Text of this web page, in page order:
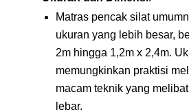
Matras pencak silat
ukuran yang lebih besar,
2m hingga 1,2m x 2,4m.
memungkinkan praktisi
macam teknik yang
lebar.